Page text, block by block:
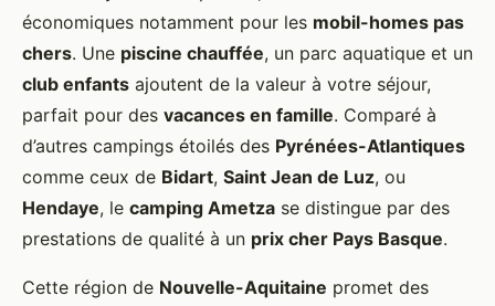
économiques notamment pour les mobil-homes pas
chers. Une piscine chauffée, un parc aquatique et un
club enfants ajoutent de la valeur à votre séjour,
parfait pour des vacances en famille. Comparé à
d’autres campings étoilés des Pyrénées-Atlantiques
comme ceux de Bidart, Saint Jean de Luz, ou
Hendaye, le camping Ametza se distingue par des
prestations de qualité à un prix cher Pays Basque.
Cette région de Nouvelle-Aquitaine promet des